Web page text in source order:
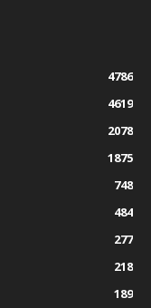
4786
4619
2078
1875
748
484
277
218
189